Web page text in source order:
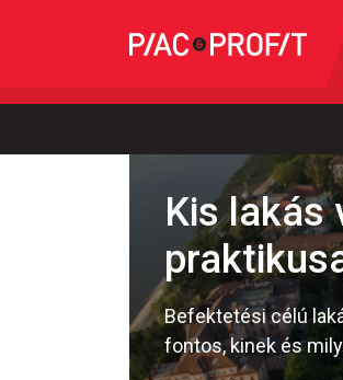
Kis lakás
Befektetési célú
fontos, kinek és